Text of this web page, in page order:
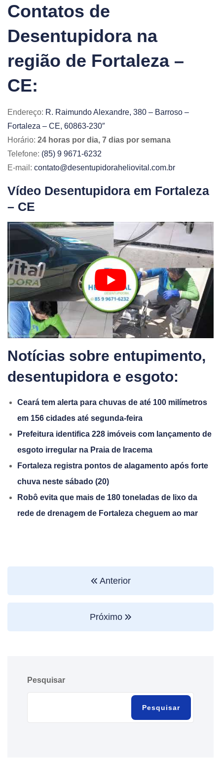
Contatos de
Desentupidora na
região de Fortaleza –
CE:
Endereço: R. Raimundo Alexandre, 380 – Barroso –
Fortaleza – CE, 60863-230″
Horário: 24 horas por dia, 7 dias por semana
Telefone: (85) 9 9671-6232
E-mail: contato@desentupidoraheliovital.com.br
Vídeo Desentupidora em Fortaleza
– CE
Notícias sobre entupimento,
desentupidora e esgoto:
Ceará tem alerta para chuvas de até 100 milímetros
em 156 cidades até segunda-feira
Prefeitura identifica 228 imóveis com lançamento de
esgoto irregular na Praia de Iracema
Fortaleza registra pontos de alagamento após forte
chuva neste sábado (20)
Robô evita que mais de 180 toneladas de lixo da
rede de drenagem de Fortaleza cheguem ao mar
Anterior
Próximo
Pesquisar
Pesquisar